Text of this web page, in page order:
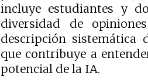
incluye estudiantes y
diversidad de
descripción sistemática
que contribuye a
potencial de la IA.